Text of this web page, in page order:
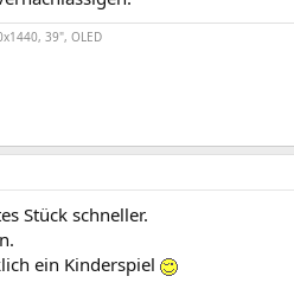
39", OLED
Stück schneller.
ein Kinderspiel